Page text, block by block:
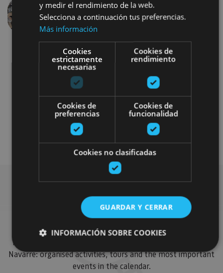
Previous
Parques de aventura
Accesibilidad física
Find more plans
Find more plans and suggestions to round off your trip in
Navarre: organised activities, tours and the most important
events in the calendar.
y medir el rendimiento de la web.
Selecciona a continuación tus preferencias.
Más información
Cookies
estrictamente
necesarias
Cookies de
rendimiento
Cookies de
preferencias
Cookies de
funcionalidad
Cookies no clasificadas
GUARDAR Y CERRAR
INFORMACIÓN SOBRE COOKIES